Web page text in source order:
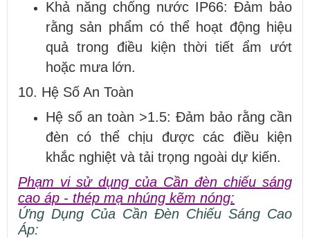
Khả năng chống nước IP66: Đảm bảo
rằng sản phẩm có thể hoạt động hiệu
quả trong điều kiện thời tiết ẩm ướt
hoặc mưa lớn.
10. Hệ Số An Toàn
Hệ số an toàn >1.5: Đảm bảo rằng cần
đèn có thể chịu được các điều kiện
khắc nghiệt và tải trọng ngoài dự kiến.
Phạm vi sử dụng của Cần đèn chiếu sáng
cao áp - thép mạ nhúng kẽm nóng:
Ứng Dụng Của Cần Đèn Chiếu Sáng Cao
Áp: